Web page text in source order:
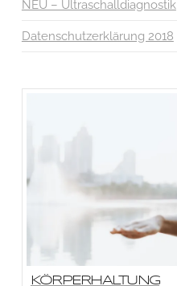
NEU – Ultraschalldiagnostik
Datenschutzerklärung 2018
KÖRPERHALTUNG